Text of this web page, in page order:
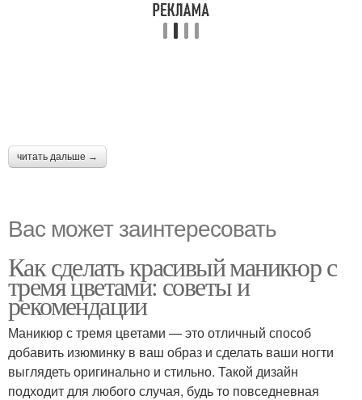
читать дальше →
Вас может заинтересовать
Как сделать красивый маникюр с
тремя цветами: советы и
рекомендации
Маникюр с тремя цветами — это отличный способ
добавить изюминку в ваш образ и сделать ваши ногти
выглядеть оригинально и стильно. Такой дизайн
подходит для любого случая, будь то повседневная